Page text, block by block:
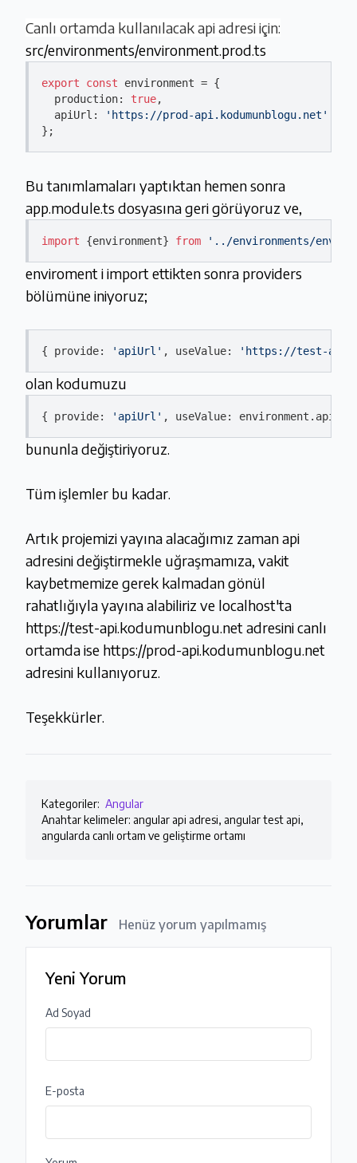
Canlı ortamda kullanılacak api adresi için:
src/environments/environment.prod.ts
export const environment = {
  production:
true,
  apiUrl:
'https://prod-api.kodumunblogu.net'
Bu tanımlamaları yaptıktan hemen sonra
app.module.ts dosyasına geri görüyoruz ve,
import {environment} from '../environments/
enviroment i import ettikten sonra providers
bölümüne iniyoruz;
{ provide: 'apiUrl' , useValue: 'https://test-
olan kodumuzu
{ provide: 'apiUrl'
bununla değiştiriyoruz.
Tüm işlemler bu kadar.
Artık projemizi yayına alacağımız zaman api
adresini değiştirmekle uğraşmamıza, vakit
kaybetmemize gerek kalmadan gönül
rahatlığıyla yayına alabiliriz ve localhost'ta
https://test-api.kodumunblogu.net adresini canlı
ortamda ise https://prod-api.kodumunblogu.net
adresini kullanıyoruz.
Teşekkürler.
Kategoriler: Angular
Anahtar kelimeler: angular api adresi, angular test api,
angularda canlı ortam ve geliştirme ortamı
Yorumlar Henüz yorum yapılmamış
Yeni Yorum
Ad Soyad
E-posta